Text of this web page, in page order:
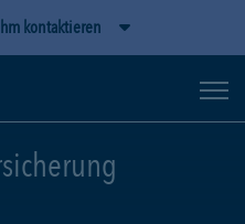
kontaktieren